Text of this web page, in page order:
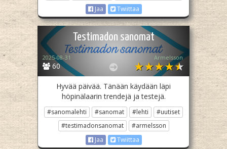
Jaa
Twiittaa
Testimadon sanomat
60
2025-08-31 Armelsson
Hyvää päivää. Tänään käydään läpi
höpinälaarin trendejä ja testejä.
#sanomalehti #sanomat #lehti
#uutiset
#testimadonsanomat
#armelsson
Jaa
Twiittaa